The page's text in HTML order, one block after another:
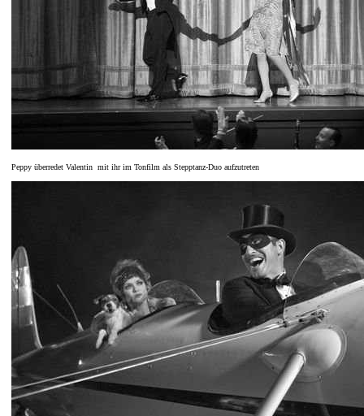
Peppy überredet Valentin mit ihr im Tonfilm als Stepptanz-Duo aufzutreten